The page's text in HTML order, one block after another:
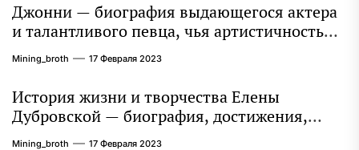
Джонни — биография выдающегося актера
и талантливого певца, чья артистичность
захватывает миллионы сердец
Mining_broth 17 Февраля 2023
История жизни и творчества Елены
Дубровской — биография, достижения,
интересные факты
Mining_broth 17 Февраля 2023